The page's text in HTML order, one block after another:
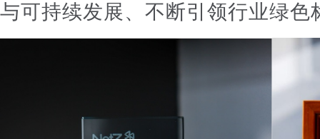
与可持续发展、不断引领行业绿色